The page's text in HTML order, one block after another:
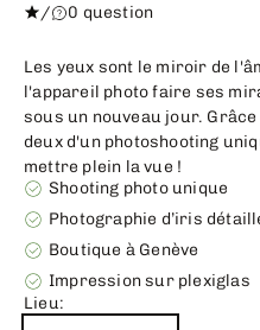
/
0 question
Les yeux sont le miroir de
l'appareil photo faire ses
sous un nouveau jour.
deux d'un photoshooting
mettre plein la vue !
Shooting photo unique
Photographie d’iris
Boutique à Genève
Impression sur plexiglas
Lieu: